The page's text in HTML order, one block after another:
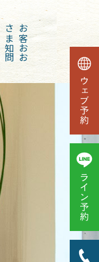
お
客
さ
ま
の